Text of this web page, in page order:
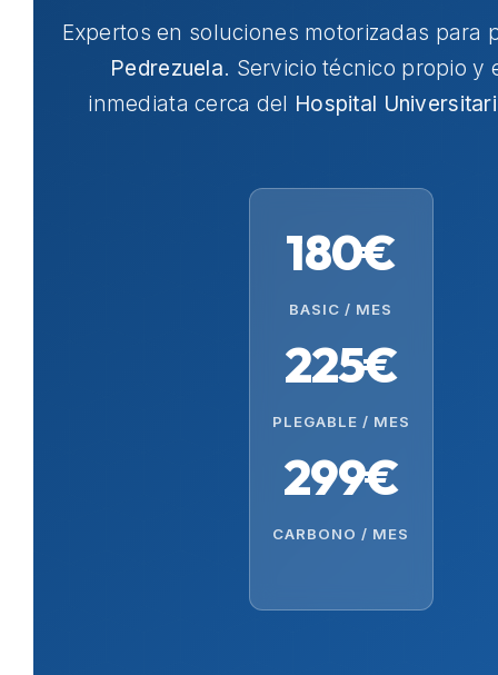
Expertos en soluciones motorizadas para
Pedrezuela. Servicio técnico propio y
inmediata cerca del Hospital
180€
BASIC / MES
225€
PLEGABLE / MES
299€
CARBONO / MES